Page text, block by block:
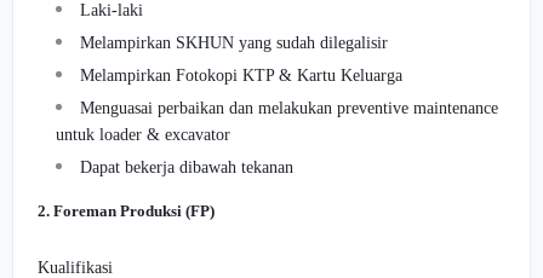
Laki-laki
Melampirkan SKHUN yang sudah dilegalisir
Melampirkan Fotokopi KTP & Kartu Keluarga
Menguasai perbaikan dan melakukan preventive maintenance
untuk loader & excavator
Dapat bekerja dibawah tekanan
2. Foreman Produksi (FP)
Kualifikasi